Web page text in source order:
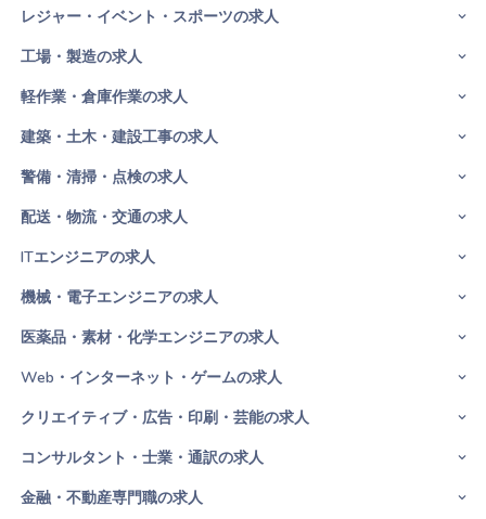
レジャー・イベント・スポーツの求人
工場・製造の求人
軽作業・倉庫作業の求人
建築・土木・建設工事の求人
警備・清掃・点検の求人
配送・物流・交通の求人
ITエンジニアの求人
機械・電子エンジニアの求人
医薬品・素材・化学エンジニアの求人
Web・インターネット・ゲームの求人
クリエイティブ・広告・印刷・芸能の求人
コンサルタント・士業・通訳の求人
金融・不動産専門職の求人